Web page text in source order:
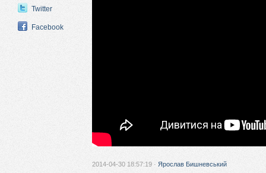
Twitter
Facebook
2014-04-30 18:57:19 · Ярослав Бишневський